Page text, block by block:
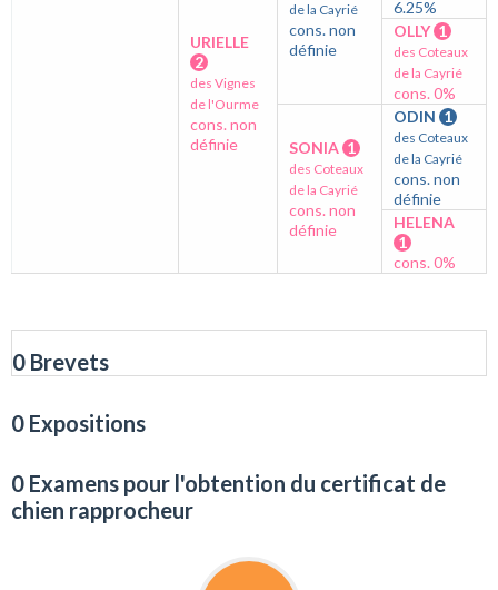
URIELLE
2
des Vignes
de l'Ourme
cons. non
définie
de la Cayrié
cons. non
définie
6.25%
OLLY 1
des Coteaux
de la Cayrié
cons. 0%
SONIA 1
des Coteaux
de la Cayrié
cons. non
définie
ODIN 1
des Coteaux
de la Cayrié
cons. non
définie
HELENA
1
cons. 0%
0 Brevets
0 Expositions
0 Examens pour l'obtention du certificat de
chien rapprocheur